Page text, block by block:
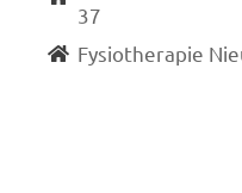
37
Fysiotherapie